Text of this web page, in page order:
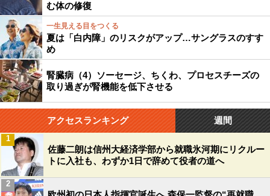
む体の修復
一生見える目をつくる
夏は「白内障」のリスクがアップ…サングラスのすす
め
腎臓病（4）ソーセージ、ちくわ、プロセスチーズの
取り過ぎが腎機能を低下させる
アクセスランキング 週間
佐藤二朗は信州大経済学部から就職氷河期にリクルー
トに入社も、わずか1日で辞めて役者の道へ
1
2